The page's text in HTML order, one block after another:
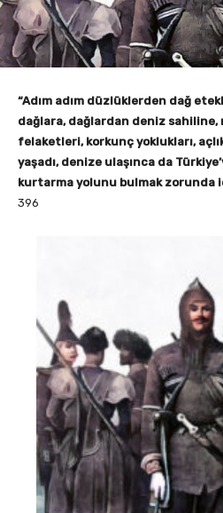
“Adım adım düzlüklerden dağ
dağlara, dağlardan deniz
felaketleri, korkunç yoklukları,
yaşadı, denize ulaşınca da
kurtarma yolunu bulmak zorunda
396